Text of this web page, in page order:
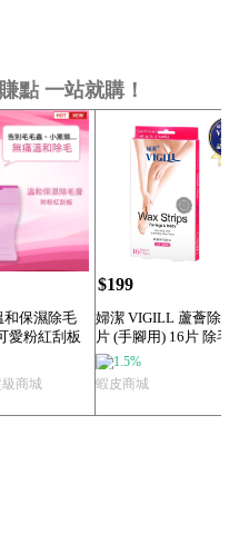
點 一站就購！
和保濕除毛
愛粉紅刮板
級商城
$199
婦潔 VIGILL 蘆薈除毛
片 (手腳用) 16片 除毛
1.5%
蝦皮商城